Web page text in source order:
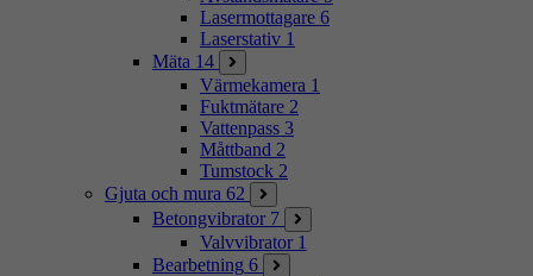
Lasermottagare 6
Laserstativ 1
Mäta 14
Värmekamera 1
Fuktmätare 2
Vattenpass 3
Måttband 2
Tumstock 2
Gjuta och mura 62
Betongvibrator 7
Valvvibrator 1
Bearbetning 6